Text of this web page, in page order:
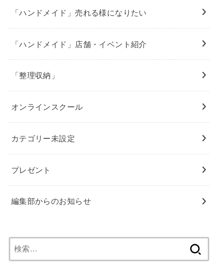
「ハンドメイド」売れる様になりたい
「ハンドメイド」店舗・イベント紹介
「整理収納」
オンラインスクール
カテゴリー未設定
プレゼント
編集部からのお知らせ
索: